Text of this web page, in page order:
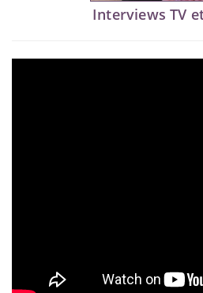
Interviews TV